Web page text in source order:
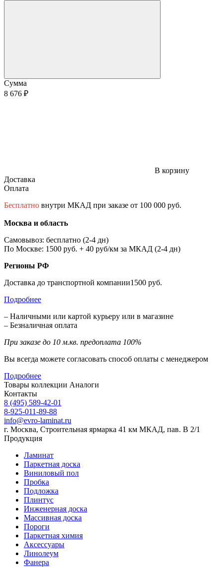
Сумма
8 676 ₽
В корзину
Доставка
Оплата
Бесплатно внутри МКАД при заказе от 100 000 руб.
Москва и область
Самовывоз: бесплатно (2-4 дн)
По Москве: 1500 руб. + 40 руб/км за МКАД (2-4 дн)
Регионы РФ
Доставка до транспортной компании1500 руб.
Подробнее
– Наличными или картой курьеру или в магазине
– Безналичная оплата
При заказе до 10 м.кв. предоплата 100%
Вы всегда можете согласовать способ оплаты с менеджером
Подробнее
Товары коллекции Аналоги
Контакты
8 (495) 589-42-01
8-925-011-89-88
info@evro-laminat.ru
г. Москва, Строительная ярмарка 41 км МКАД, пав. В 2/1
Продукция
Ламинат
Паркетная доска
Виниловый пол
Пробка
Подложка
Плинтус
Инженерная доска
Массивная доска
Пороги
Паркетная химия
Аксессуары
Линолеум
Фанера